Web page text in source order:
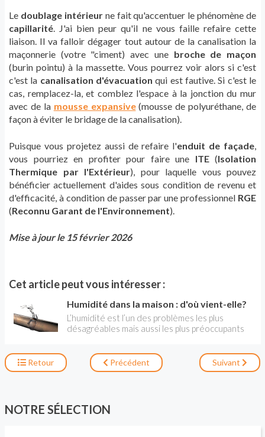
Le doublage intérieurne fait qu'accentuer le phénomène de
capillarité. J'ai bien peur qu'il ne vous faille refaire cette
liaison. Il va falloir dégager tout autour de la canalisation la
maçonnerie (votre "ciment) avec une broche de maçon
(burin pointu) à la massette. Vous pourrez voir alors si c'est
c'est la canalisation d'évacuation qui est fautive. Si c'est le
cas, remplacez-la, et comblez l'espace à la jonction du mur
avec de la mousse expansive(mousse de polyuréthane, de
façon à éviter le bridage de la canalisation).
Puisque vous projetez aussi de refaire l'enduit de façade,
vous pourriez en profiter pour faire une ITE(Isolation
Thermique par l'Extérieur), pour laquelle vous pouvez
bénéficier actuellement d'aides sous condition de revenu et
d'efficacité, à condition de passer par une professionnel RGE
(Reconnu Garant de l'Environnement).
Mise à jour le 15 février 2026
Cet article peut vous intéresser :
Humidité dans la maison : d'où vient-elle?
L’humidité est l’un des problèmes les plus
désagréables mais aussi les plus préoccupants
peut avoir différentes origines et causes.
Retour Précédent Suivant
NOTRE SÉLECTION